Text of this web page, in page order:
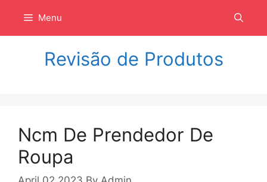
isi
Menu
Revisão de Produtos
Ncm De Prendedor De
Roupa